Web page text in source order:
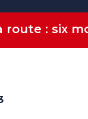
route : six